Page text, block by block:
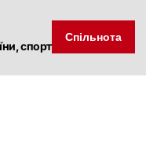
спорт
Спільнота